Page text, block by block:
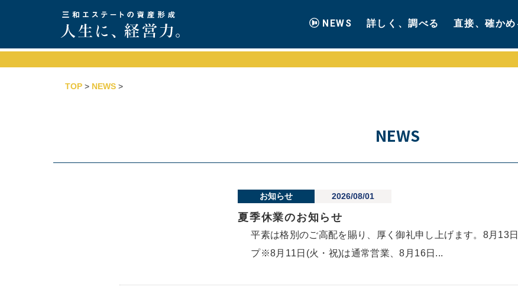
NEWS 詳しく、調べる 直接、確かめ
TOP> NEWS>
NEWS
お知らせ 2026/08/01
夏季休業のお知らせ
平素は格別のご高配を賜り、厚く御礼申し上げます。8月13
プ※8月11日(火・祝)は通常営業、8月16日...